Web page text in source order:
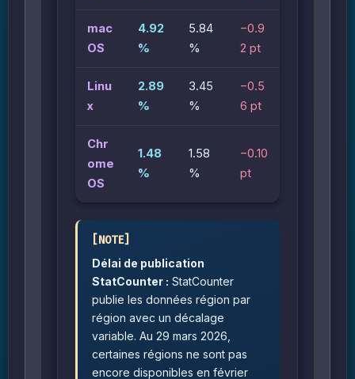
mac
OS
4.92
%
5.84
%
−0.9
2 pt
Linu
x
2.89
%
3.45
%
−0.5
6 pt
Chr
ome
OS
1.48
%
1.58
%
−0.10
pt
Délai de publication
StatCounter : StatCounter
publie les données région par
région avec un décalage
variable. Au 29 mars 2026,
certaines régions ne sont pas
encore disponibles en février